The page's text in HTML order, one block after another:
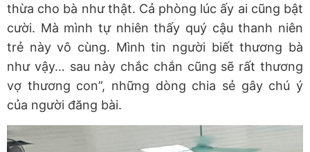
thừa cho bà như thật. Cả phòng lúc ấy ai cũng bật
cười. Mà mình tự nhiên thấy quý cậu thanh niên
trẻ này vô cùng. Mình tin người biết thương bà
như vậy… sau này chắc chắn cũng sẽ rất thương
vợ thương con”, những dòng chia sẻ gây chú ý
của người đăng bài.